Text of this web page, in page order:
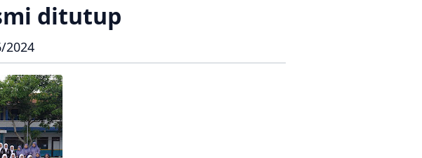
ditutup
2024